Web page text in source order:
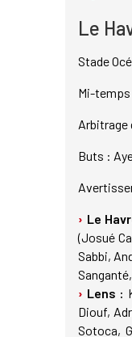
Le
Stade
Mi-temps
Arbitrage
Buts :
Le
(Josué
Sabbi,
Lens :
Diouf,
Sotoca,